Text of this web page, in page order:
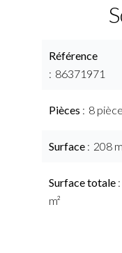
Référence
86371971
Pièces 8
Surface 208
Surface totale
m²